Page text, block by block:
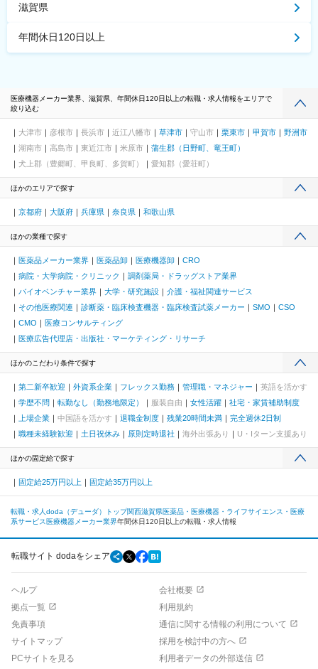
滋賀県
年間休日120日以上
医療機器メーカー業界、滋賀県、年間休日120日以上の転職・求人情報をエリアで
絞り込む
大津市 彦根市 長浜市 近江八幡市 草津市 守山市 栗東市 甲賀市
野洲市
湖南市
高島市 東近江市 米原市
蒲生郡（日野町、竜王町）
犬上郡（豊郷町、甲良町、多賀町）
愛知郡（愛荘町）
ほかのエリアで探す
京都府 大阪府 兵庫県 奈良県 和歌山県
ほかの業種で探す
医薬品メーカー業界 医薬品卸 医療機器卸
CRO
病院・大学病院・クリニック
調剤薬局・ドラッグストア業界
バイオベンチャー業界
大学・研究施設
介護・福祉関連サービス
その他医療関連
診断薬・臨床検査機器・臨床検査試薬メーカー SMO
CSO
CMO
医療コンサルティング
医療広告代理店・出版社・マーケティング・リサーチ
ほかのこだわり条件で探す
第二新卒歓迎 外資系企業 フレックス勤務 管理職・マネジャー
英語を活かす
学歴不問
転勤なし（勤務地限定） 服装自由 女性活躍
社宅・家賃補助制度
上場企業
中国語を活かす 退職金制度 残業20時間未満
完全週休2日制
職種未経験歓迎
土日祝休み 原則定時退社 海外出張あり U・Iターン支援あり
ほかの固定給で探す
固定給25万円以上 固定給35万円以上
転職・求人doda（デューダ）トップ関西滋賀県医薬品・医療機器・ライフサイエンス・医療
系サービス 医療機器メーカー業界年間休日120日以上の転職・求人情報
転職サイト dodaをシェア
ヘルプ
会社概要
拠点一覧
利用規約
免責事項
通信に関する情報の利用について
サイトマップ
採用を検討中の方へ
PCサイトを見る
利用者データの外部送信